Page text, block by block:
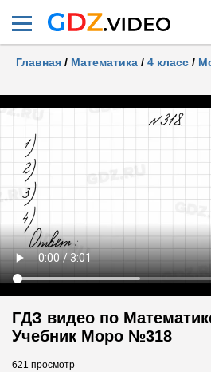
Главная / Математика / 4 класс /
ГДЗ видео по
Учебник Моро №318
621 просмотр